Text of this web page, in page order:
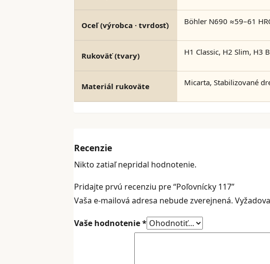
Oceľ (výrobca · tvrdosť) Böhler N690 ≈59–61
Rukoväť (tvary) H1 Classic, H2 Slim, H3
Materiál rukoväte Micarta, Stabilizované
Recenzie
Nikto zatiaľ nepridal hodnotenie.
Pridajte prvú recenziu pre “Poľovnícky 117”
Vaša e-mailová adresa nebude zverejnená.
Vaše hodnotenie*